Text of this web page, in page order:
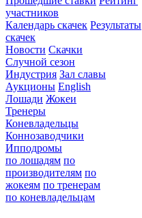
участников
Календарь скачек Результаты
скачек
Новости Скачки
Случной сезон
Индустрия Зал славы
Аукционы English
Лошади Жокеи
Тренеры
Коневладельцы
Коннозаводчики
Ипподромы
по лошадям по
производителям по
жокеям по тренерам
по коневладельцам